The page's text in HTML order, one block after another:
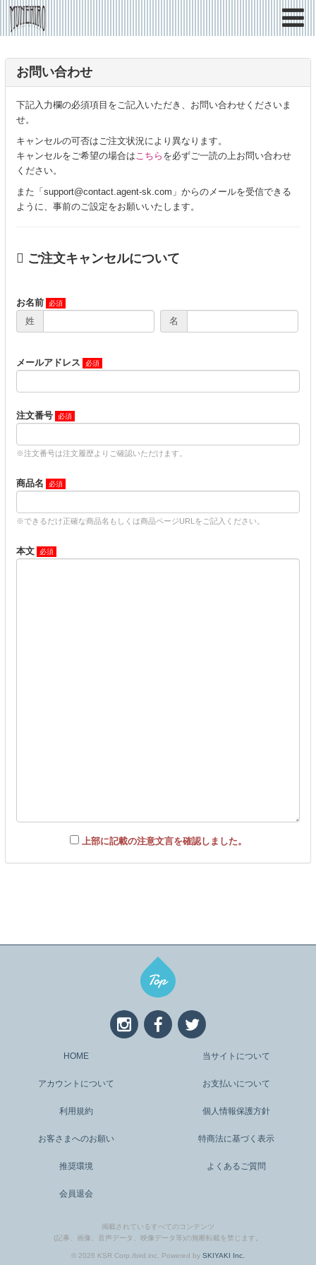
お問い合わせ
下記入力欄の必須項目をご記入いただき、お問い合わせくださいま
せ。
キャンセルの可否はご注文状況により異なります。
キャンセルをご希望の場合はこちら を必ずご一読の上お問い合わせ
ください。
また「support@contact.agent-sk.com」からのメールを受信できる
ように、事前のご設定をお願いいたします。
ご注文キャンセルについて
お名前
姓
名
メールアドレス
注文番号
※注文番号は注文履歴よりご確認いただけます。
商品名
※できるだけ正確な商品名もしくは商品ページURLをご記入ください。
本文
上部に記載の注意文言を確認しました。
HOME 当サイトについて
アカウントについて お支払いについて
利用規約 個人情報保護方針
お客さまへのお願い 特商法に基づく表示
推奨環境 よくあるご質問
会員退会
掲載されているすべてのコンテンツ
(記事、画像、音声データ、映像データ等)の無断転載を禁じます。
© 2026 KSR Corp./bird.inc. Powered by SKIYAKI Inc.